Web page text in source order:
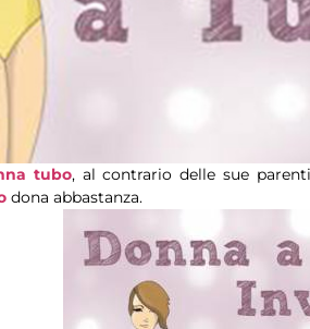
tubo, al contrario delle sue
dona abbastanza.